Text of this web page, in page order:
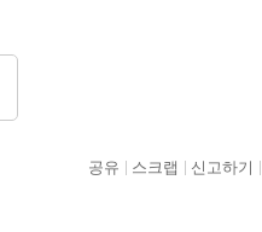
공유 스크랩 신고하기